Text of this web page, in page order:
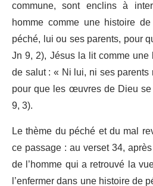
commune, sont enclins à
homme comme une histoire
péché, lui ou ses parents, pour
Jn 9, 2), Jésus la lit comme
de salut : « Ni lui, ni ses parents
pour que les œuvres de Dieu
9, 3).
Le thème du péché et du mal
ce passage : au verset 34,
de l’homme qui a retrouvé la
l’enfermer dans une histoire de